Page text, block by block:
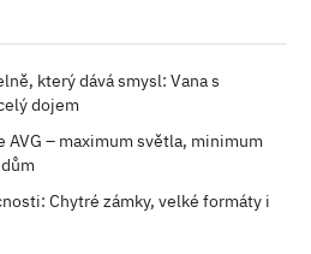
který dává smysl: Vana s
dojem
AVG – maximum světla, minimum
Chytré zámky, velké formáty i